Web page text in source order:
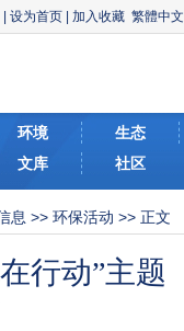
设为首页 加入收藏 繁體中文
环境
生态
文库 社区
息 >> 环保活动 >> 正文
行动”主题